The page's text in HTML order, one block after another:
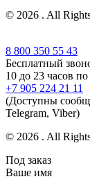
© 2026 . All
8 800 350 55 43
Бесплатный
10 до 23 часов
+7 905 224 21 11
(Доступны
Telegram, Viber)
© 2026 . All
Под заказ
Ваше имя